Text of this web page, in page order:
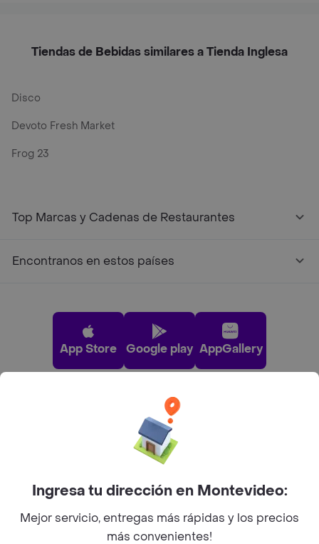
Tiendas de Bebidas similares a Tienda Inglesa
Disco
Devoto Fresh Market
Frog 23
Top Marcas y Cadenas de Restaurantes
Encontranos en estos países
App Store Google play AppGallery
Pide tu comida favorita cerca de ti
Ingresa tu dirección en Montevideo:
Mejor servicio, entregas más rápidas y los precios
más convenientes!